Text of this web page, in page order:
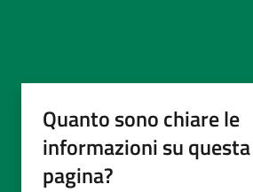
Quanto sono chiare le
informazioni su questa
pagina?